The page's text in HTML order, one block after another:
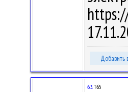
Добавить
63.Т65